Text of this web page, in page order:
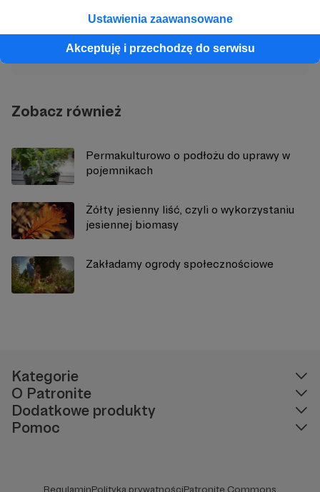
Ustawienia zaawansowane
Akceptuję i przechodzę do serwisu
Zobacz profil autora
Zobacz również
Permakulturowo o podłożu do uprawy w
pojemnikach
Żółty jesienny liść, czyli o wykorzystaniu
jesiennej biomasy
Zakładamy ogrody społecznościowe
Kategorie
O Patronite
Dodatkowe produkty
Pomoc
RegulaminPolityka prywatnościPatronite Commons